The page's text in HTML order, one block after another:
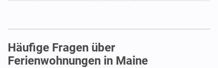
Häufige Fragen über
Ferienwohnungen in Maine